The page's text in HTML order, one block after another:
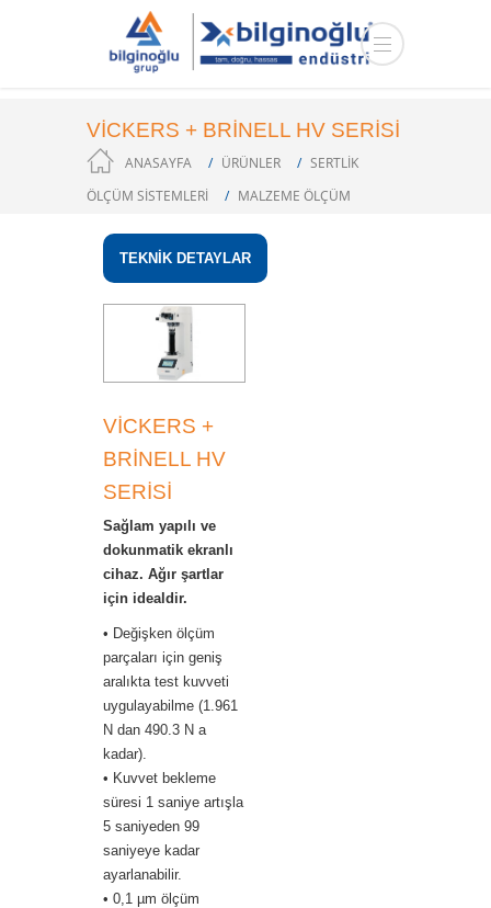
VİCKERS + BRİNELL HV SERİSİ
ANASAYFA ÜRÜNLER
SERTLİK
ÖLÇÜM SİSTEMLERİ
MALZEME ÖLÇÜM
TEKNİK DETAYLAR
VİCKERS +
BRİNELL HV
SERİSİ
Sağlam yapılı ve
dokunmatik ekranlı
cihaz. Ağır şartlar
için idealdir.
• Değişken ölçüm
parçaları için geniş
aralıkta test kuvveti
uygulayabilme (1.961
N dan 490.3 N a
kadar).
• Kuvvet bekleme
süresi 1 saniye artışla
5 saniyeden 99
saniyeye kadar
ayarlanabilir.
• 0,1 µm ölçüm